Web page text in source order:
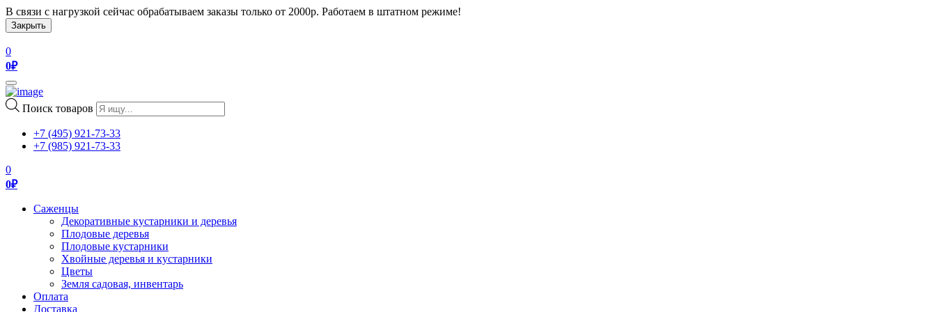
В связи с нагрузкой сейчас обрабатываем заказы только от 2000р. Работаем в штатном режиме!
Закрыть
0
0₽
Toggle
navigation
Поиск товаров
+7 (495) 921-73-33
+7 (985) 921-73-33
0
0₽
Саженцы
Декоративные кустарники и деревья
Плодовые деревья
Плодовые кустарники
Хвойные деревья и кустарники
Цветы
Земля садовая, инвентарь
Оплата
Доставка